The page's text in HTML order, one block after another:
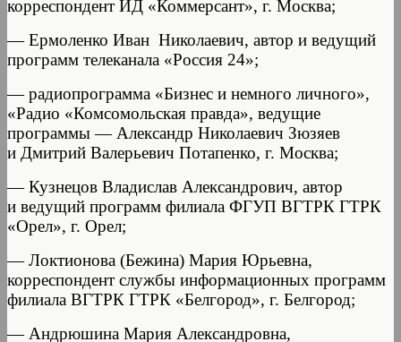
корреспондент ИД «Коммерсант», г. Москва;
— Ермоленко Иван Николаевич, автор и ведущий
программ телеканала «Россия 24»;
— радиопрограмма «Бизнес и немного личного»,
«Радио «Комсомольская правда», ведущие
программы — Александр Николаевич Зюзяев
и Дмитрий Валерьевич Потапенко, г. Москва;
— Кузнецов Владислав Александрович, автор
и ведущий программ филиала ФГУП ВГТРК ГТРК
«Орел», г. Орел;
— Локтионова (Бежина) Мария Юрьевна,
корреспондент службы информационных программ
филиала ВГТРК ГТРК «Белгород», г. Белгород;
— Андрюшина Мария Александровна,